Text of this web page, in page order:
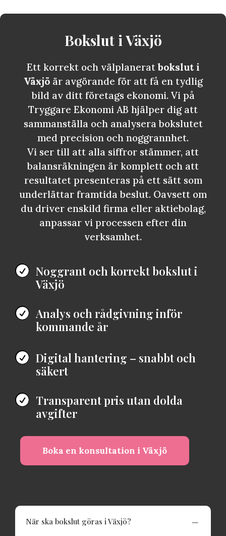
Bokslut iVäxjö
Ett korrekt och välplaneratbokslut i
Växjöär avgörande för att få en tydlig
bild av ditt företags ekonomi. Vi på
Tryggare Ekonomi AB hjälper dig att
sammanställa och analysera bokslutet
med precision och noggrannhet.
Vi ser till att alla siffror stämmer, att
balansräkningen är komplett och att
resultatet presenteras på ett sätt som
underlättar framtida beslut. Oavsett om
du driver enskild firma eller aktiebolag,
anpassar vi processen efter din
verksamhet.
 Noggrant och korrekt bokslut i
Växjö
 Analys och rådgivning inför
kommande år
 Digital hantering – snabbt och
säkert
 Transparent pris utan dolda
avgifter
Boka en konsultation i Växjö
När ska bokslut göras i Växjö? K